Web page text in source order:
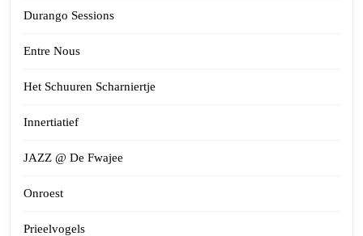
Durango Sessions
Entre Nous
Het Schuuren Scharniertje
Innertiatief
JAZZ @ De Fwajee
Onroest
Prieelvogels